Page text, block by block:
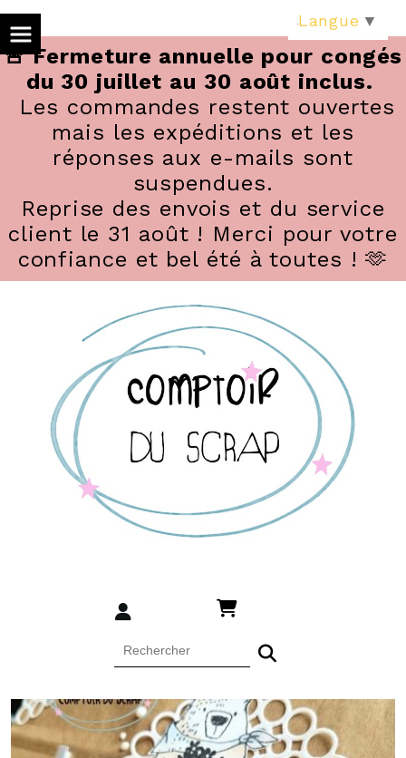
🚨 Fermeture annuelle pour congés
du 30 juillet au 30 août inclus.
Les commandes restent ouvertes
mais les expéditions et les
réponses aux e-mails sont
suspendues.
Reprise des envois et du service
client le 31 août ! Merci pour votre
confiance et bel été à toutes ! 🫶
Langue ▼